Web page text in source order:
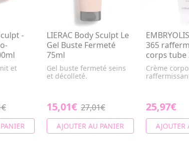
-
et
LIERAC Body Sculpt Le
Gel Buste Fermeté
75ml
Gel buste fermeté seins
et décolleté.
15,01€ 27,01€
AJOUTER AU PANIER
365
corps tube
Crème
25,97€
AJOUTER